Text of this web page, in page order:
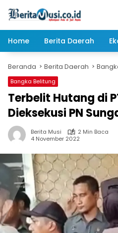
Home
Berita Daerah
Beranda Berita Daerah
Bangka Belitung
Terbelit Hutang di
Dieksekusi PN
Berita Musi
2 Min Baca
4 November 2022